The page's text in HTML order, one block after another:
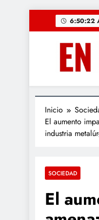
6:50:23
Inicio
El aumento
industria
SOCIEDAD
El